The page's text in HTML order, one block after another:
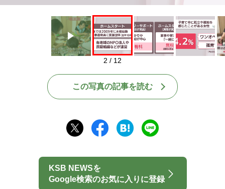
2 / 12
この写真の記事を読む
KSB NEWSを
Google検索のお気に入りに登録